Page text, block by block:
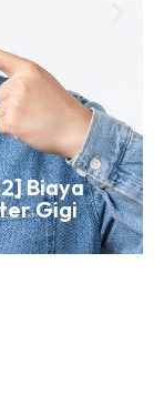
Biaya
Gigi